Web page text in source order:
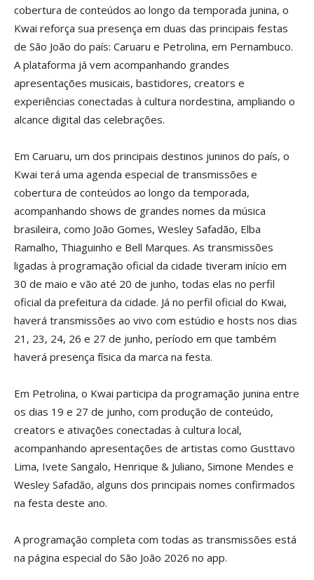
cobertura de conteúdos ao longo da temporada junina, o
Kwai reforça sua presença em duas das principais festas
de São João do país: Caruaru e Petrolina, em Pernambuco.
A plataforma já vem acompanhando grandes
apresentações musicais, bastidores, creators e
experiências conectadas à cultura nordestina, ampliando o
alcance digital das celebrações.
Em Caruaru, um dos principais destinos juninos do país, o
Kwai terá uma agenda especial de transmissões e
cobertura de conteúdos ao longo da temporada,
acompanhando shows de grandes nomes da música
brasileira, como João Gomes, Wesley Safadão, Elba
Ramalho, Thiaguinho e Bell Marques. As transmissões
ligadas à programação oficial da cidade tiveram início em
30 de maio e vão até 20 de junho, todas elas no perfil
oficial da prefeitura da cidade. Já no perfil oficial do Kwai,
haverá transmissões ao vivo com estúdio e hosts nos dias
21, 23, 24, 26 e 27 de junho, período em que também
haverá presença física da marca na festa.
Em Petrolina, o Kwai participa da programação junina entre
os dias 19 e 27 de junho, com produção de conteúdo,
creators e ativações conectadas à cultura local,
acompanhando apresentações de artistas como Gusttavo
Lima, Ivete Sangalo, Henrique & Juliano, Simone Mendes e
Wesley Safadão, alguns dos principais nomes confirmados
na festa deste ano.
A programação completa com todas as transmissões está
na página especial do São João 2026 no app.